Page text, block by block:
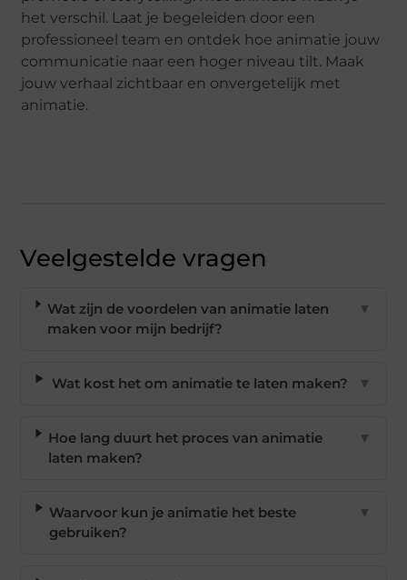
het verschil. Laat je begeleiden door een
professioneel team en ontdek hoe animatie jouw
communicatie naar een hoger niveau tilt. Maak
jouw verhaal zichtbaar en onvergetelijk met
animatie.
Veelgestelde vragen
Wat zijn de voordelen van animatie laten
maken voor mijn bedrijf?
▼
Wat kost het om animatie te laten maken? ▼
Hoe lang duurt het proces van animatie
laten maken?
▼
Waarvoor kun je animatie het beste
gebruiken?
▼